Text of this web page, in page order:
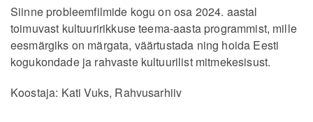
Siinne probleemfilmide kogu on osa 2024. aastal
toimuvast kultuuririkkuse teema-aasta programmist, mille
eesmärgiks on märgata, väärtustada ning hoida Eesti
kogukondade ja rahvaste kultuurilist mitmekesisust.
Koostaja: Kati Vuks, Rahvusarhiiv